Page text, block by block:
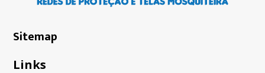
Sitemap
Links